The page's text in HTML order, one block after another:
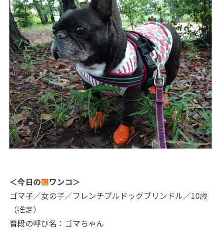
＜今日の朝ワンコ＞
ゴマ子／女の子／フレンチブルドッグブリンドル／10歳
（推定）
普段の呼び名：ゴマちゃん